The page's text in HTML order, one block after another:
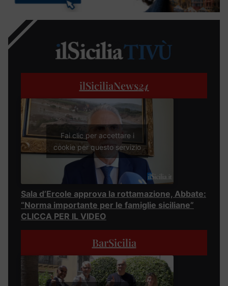
ilSiciliaNews24
Fai clic per accettare i
cookie per questo servizio
Sala d’Ercole approva la rottamazione, Abbate:
“Norma importante per le famiglie siciliane”
CLICCA PER IL VIDEO
BarSicilia